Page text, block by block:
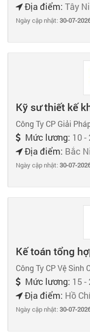
Địa điểm: Tây
Ngày cập nhật:30-07-
Kỹ sư thiết kế
Công Ty CP Giải
Mức lương: 10 -
Địa điểm: Bắc
Ngày cập nhật:30-07-
Kế toán tổng
Công Ty CP Vệ Sinh
Mức lương: 15 -
Địa điểm: Hồ
Ngày cập nhật:30-07-